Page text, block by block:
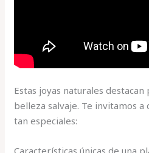
Estas joyas naturales
belleza salvaje. Te invitamos a
tan especiales: